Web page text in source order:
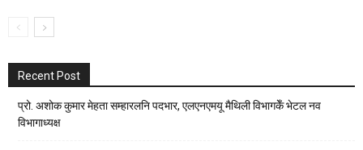
Recent Post
प्रो. अशोक कुमार मेहता सम्हारलनि पदभार, एलएनएमयू मैथिली विभागकेँ भेटल नव
विभागाध्यक्ष